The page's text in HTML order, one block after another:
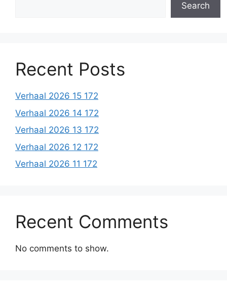
Search
Recent Posts
Verhaal 2026 15 172
Verhaal 2026 14 172
Verhaal 2026 13 172
Verhaal 2026 12 172
Verhaal 2026 11 172
Recent Comments
No comments to show.